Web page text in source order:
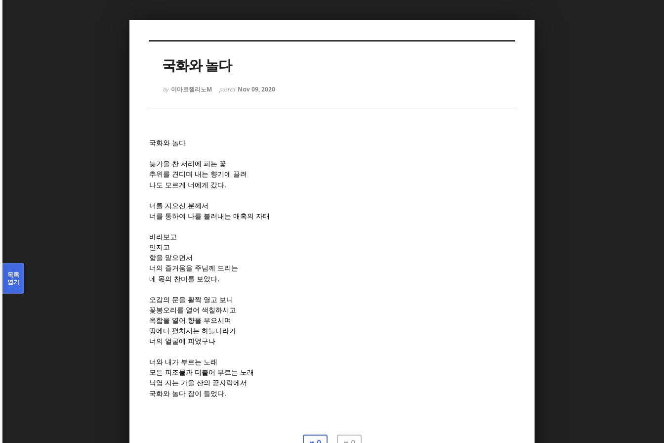
국화와 놀다
by 이마르첼리노M posted Nov 09, 2020
국화와 놀다
늦가을 찬 서리에 피는 꽃
추위를 견디며 내는 향기에 끌려
나도 모르게 너에게 갔다.
너를 지으신 분께서
너를 통하여 나를 불러내는 매혹의 자태
바라보고
만지고
향을 맡으면서
너의 즐거움을 주님께 드리는
네 몫의 찬미를 보았다.
오감의 문을 활짝 열고 보니
꽃봉오리를 열어 색칠하시고
옥합을 열어 향을 부으시며
땅에다 펼치시는 하늘나라가
너의 얼굴에 피었구나
너와 내가 부르는 노래
모든 피조물과 더불어 부르는 노래
낙엽 지는 가을 산의 끝자락에서
국화와 놀다 잠이 들었다.
목록
열기
Sketchbook5, 스케치북5
Sketchbook5, 스케치북5